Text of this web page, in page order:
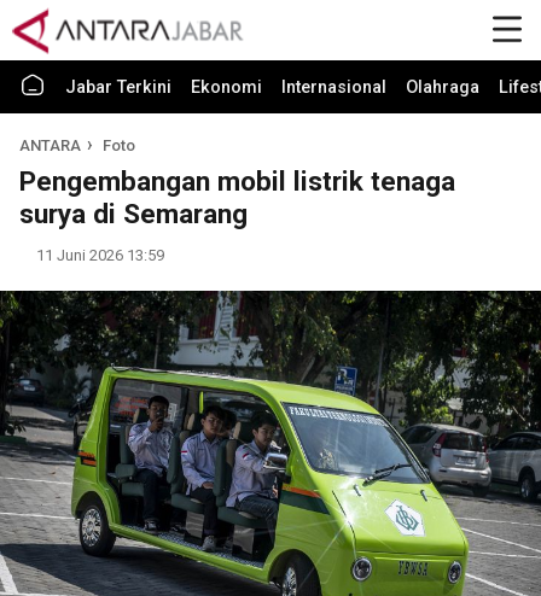
Jabar Terkini Ekonomi Internasional Olahraga
ANTARA Foto
Pengembangan mobil listrik tenaga
surya di Semarang
11 Juni 2026 13:59